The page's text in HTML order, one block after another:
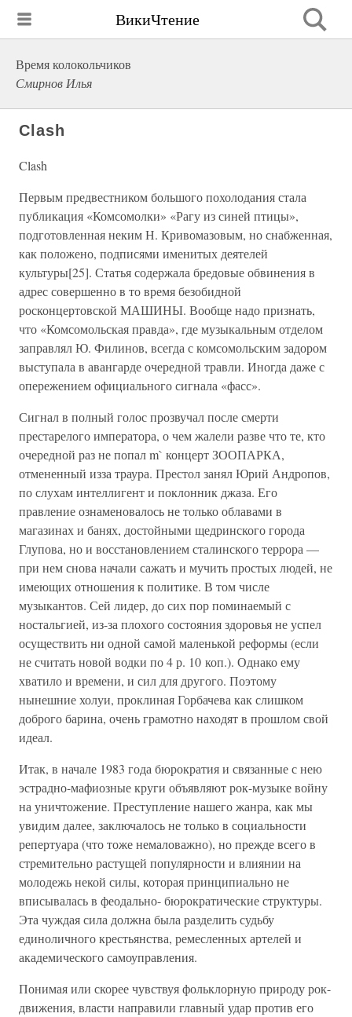
ВикиЧтение
Время колокольчиков
Смирнов Илья
Clash
Clash
Первым предвестником большого похолодания стала
публикация «Комсомолки» «Рагу из синей птицы»,
подготовленная неким Н. Кривомазовым, но снабженная,
как положено, подписями именитых деятелей
культуры[25]. Статья содержала бредовые обвинения в
адрес совершенно в то время безобидной
росконцертовской МАШИНЫ. Вообще надо признать,
что «Комсомольская правда», где музыкальным отделом
заправлял Ю. Филинов, всегда с комсомольским задором
выступала в авангарде очередной травли. Иногда даже с
опережением официального сигнала «фасс».
Сигнал в полный голос прозвучал после смерти
престарелого императора, о чем жалели разве что те, кто
очередной раз не попал m` концерт ЗООПАРКА,
отмененный изза траура. Престол занял Юрий Андропов,
по слухам интеллигент и поклонник джаза. Его
правление ознаменовалось не только облавами в
магазинах и банях, достойными щедринского города
Глупова, но и восстановлением сталинского террора —
при нем снова начали сажать и мучить простых людей, не
имеющих отношения к политике. В том числе
музыкантов. Сей лидер, до сих пор поминаемый с
ностальгией, из-за плохого состояния здоровья не успел
осуществить ни одной самой маленькой реформы (если
не считать новой водки по 4 р. 10 коп.). Однако ему
хватило и времени, и сил для другого. Поэтому
нынешние холуи, проклиная Горбачева как слишком
доброго барина, очень грамотно находят в прошлом свой
идеал.
Итак, в начале 1983 года бюрократия и связанные с нею
эстрадно-мафиозные круги объявляют рок-музыке войну
на уничтожение. Преступление нашего жанра, как мы
увидим далее, заключалось не только в социальности
репертуара (что тоже немаловажно), но прежде всего в
стремительно растущей популярности и влиянии на
молодежь некой силы, которая принципиально не
вписывалась в феодально- бюрократические структуры.
Эта чуждая сила должна была разделить судьбу
единоличного крестьянства, ремесленных артелей и
академического самоуправления.
Понимая или скорее чувствуя фольклорную природу рок-
движения, власти направили главный удар против его